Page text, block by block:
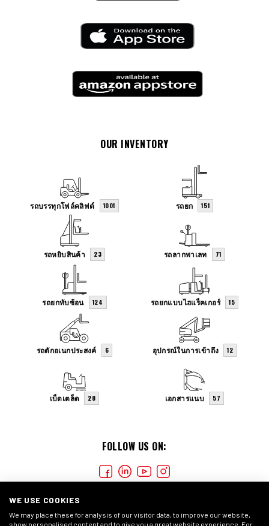
FOLLOW US ON:
OUR INVENTORY
รถบรรทุกโฟล์คลิฟต์ 1001 รถยก 151
รถหยิบสินค้า 23 รถลากพาเลท 71
รถยกทับซ้อน 124 รถยกแบบไฮแร็คเกอร์ 15
รถตักอเนกประสงค์ 6 อุปกรณ์ในการเข้าถึง 12
เบ็ดเตล็ด 28 เอกสารแนบ 57
WE USE COOKIES
We may place these for analysis of our visitor data, to improve our website,
show personalised content and to give you a great website experience. For